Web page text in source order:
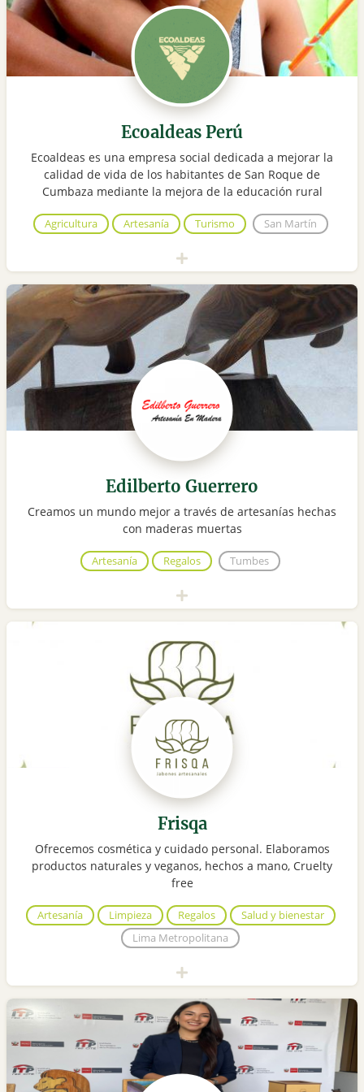
Ecoaldeas Perú
Ecoaldeas es una empresa social dedicada a mejorar la
calidad de vida de los habitantes de San Roque de
Cumbaza mediante la mejora de la educación rural
Agricultura Artesanía Turismo San Martín
Edilberto Guerrero
Creamos un mundo mejor a través de artesanías hechas
con maderas muertas
Artesanía Regalos Tumbes
Frisqa
Ofrecemos cosmética y cuidado personal. Elaboramos
productos naturales y veganos, hechos a mano, Cruelty
free
Artesanía Limpieza Regalos
Salud y bienestar
Lima Metropolitana